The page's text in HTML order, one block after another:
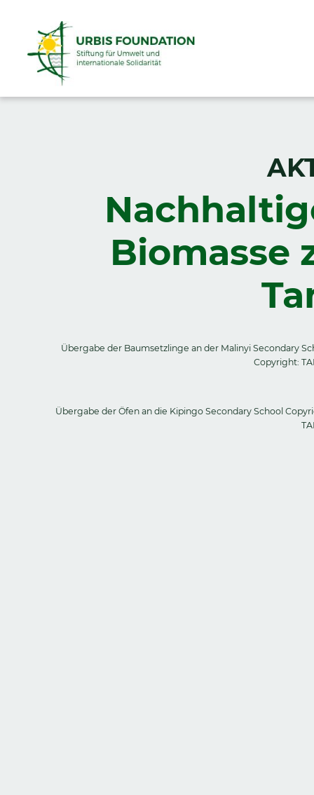
Biomasse
Übergabe der Baumsetzlinge an der Malinyi Secondary
Copyright:
Übergabe der Öfen an die Kipingo Secondary School